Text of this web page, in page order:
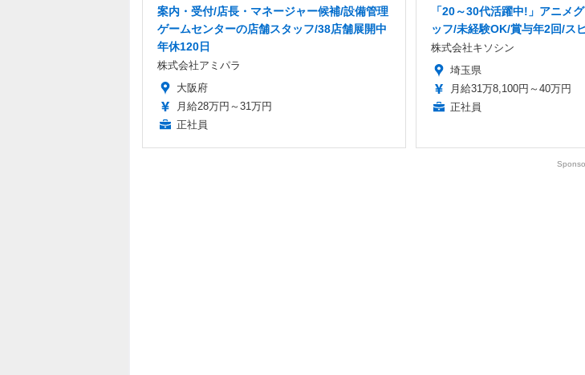
案内・受付/店長・マネージャー候補/設備管理
ゲームセンターの店舗スタッフ/38店舗展開中
年休120日
株式会社アミパラ
大阪府
月給28万円～31万円
正社員
「20～30代活躍中!」アニメ
ッフ/未経験OK/賞与年2回/ス
株式会社キソシン
埼玉県
月給31万8,100円～40万円
正社員